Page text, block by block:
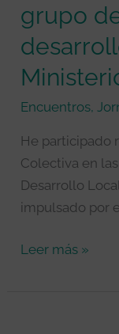
grupo
Encuentros,
He participado
Colectiva en
Desarrollo
impulsado por
de
trabajo
de
local
del
PDC
del
Ministerio
Cultura
Leer más »